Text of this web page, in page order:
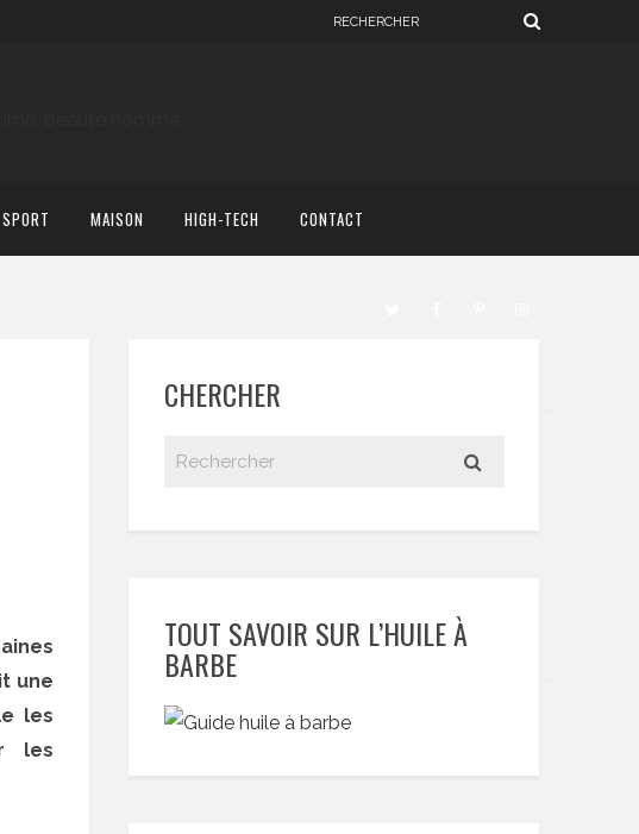
SPORT MAISON HIGH-TECH CONTACT
une
les
les
CHERCHER
TOUT SAVOIR SUR L’HUILE À
BARBE